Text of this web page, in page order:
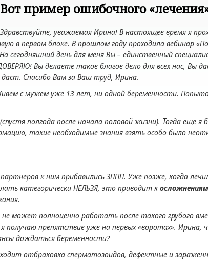
Вот пример ошибочного
Здравствуйте, уважаемая Ирина! В настоящее время я
в первом блоке. В прошлом году проходила вебинар
день для меня Вы – единственный
Вы делаете такое благое дело для всех нас, Вы
Спасибо Вам за Ваш труд, Ирина.
с мужем уже 13 лет, ни одной беременности.
полгода после начала половой жизни). Тогда еще я
такие необходимые знания взять особо было
к ним прибавились ЗППП. Уже позже, когда
категорически НЕЛЬЗЯ, это приводит к
может полноценно работать после такого грубого
получаю препятствие уже на первых «воротах».
дождаться беременности?
отбраковка сперматозоидов, дефектные и